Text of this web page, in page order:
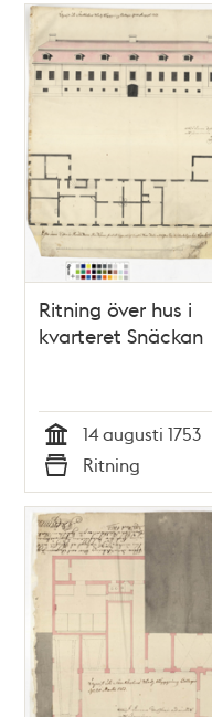
Ritning över hus i
kvarteret Snäckan
Tid
14 augusti 1753
Typ
Ritning